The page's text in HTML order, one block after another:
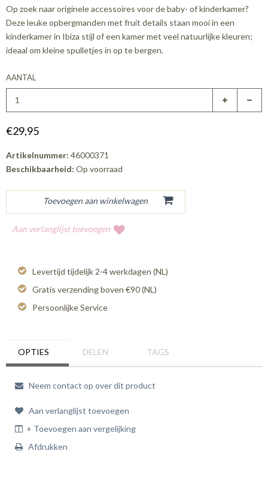
Op zoek naar originele accessoires voor de baby- of kinderkamer?
Deze leuke opbergmanden met fruit details staan mooi in een
kinderkamer in Ibiza stijl of een kamer met veel natuurlijke kleuren;
ideaal om kleine spulletjes in op te bergen.
AANTAL
€29,95
Artikelnummer: 46000371
Beschikbaarheid: Op voorraad
Aan verlanglijst toevoegen
Levertijd tijdelijk 2-4 werkdagen (NL)
Gratis verzending boven €90 (NL)
Persoonlijke Service
OPTIES DELEN TAGS
Neem contact op over dit product
Aan verlanglijst toevoegen
+ Toevoegen aan vergelijking
Afdrukken